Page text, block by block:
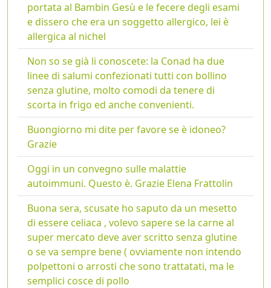
portata al Bambin Gesù e le fecere degli esami
e dissero che era un soggetto allergico, lei è
allergica al nichel
Non so se già li conoscete: la Conad ha due
linee di salumi confezionati tutti con bollino
senza glutine, molto comodi da tenere di
scorta in frigo ed anche convenienti.
Buongiorno mi dite per favore se è idoneo?
Grazie
Oggi in un convegno sulle malattie
autoimmuni. Questo è. Grazie Elena Frattolin
Buona sera, scusate ho saputo da un mesetto
di essere celiaca , volevo sapere se la carne al
super mercato deve aver scritto senza glutine
o se va sempre bene ( ovviamente non intendo
polpettoni o arrosti che sono trattatati, ma le
semplici cosce di pollo